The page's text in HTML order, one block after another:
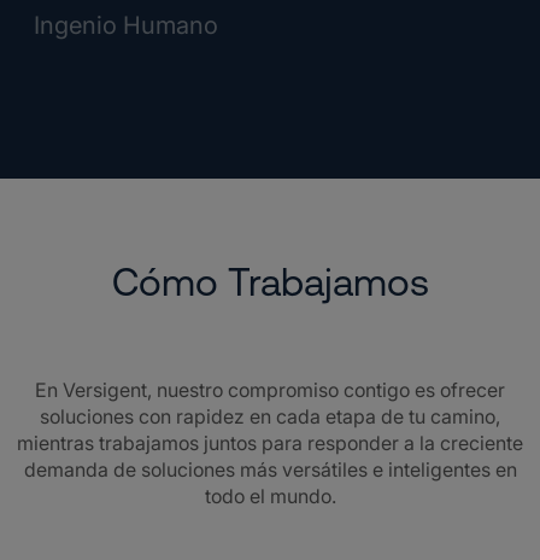
Ingenio Humano
Cómo Trabajamos
En Versigent, nuestro compromiso contigo es ofrecer
soluciones con rapidez en cada etapa de tu camino,
mientras trabajamos juntos para responder a la creciente
demanda de soluciones más versátiles e inteligentes en
todo el mundo.